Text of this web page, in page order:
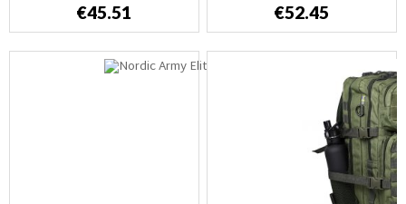
€45.51 €52.45